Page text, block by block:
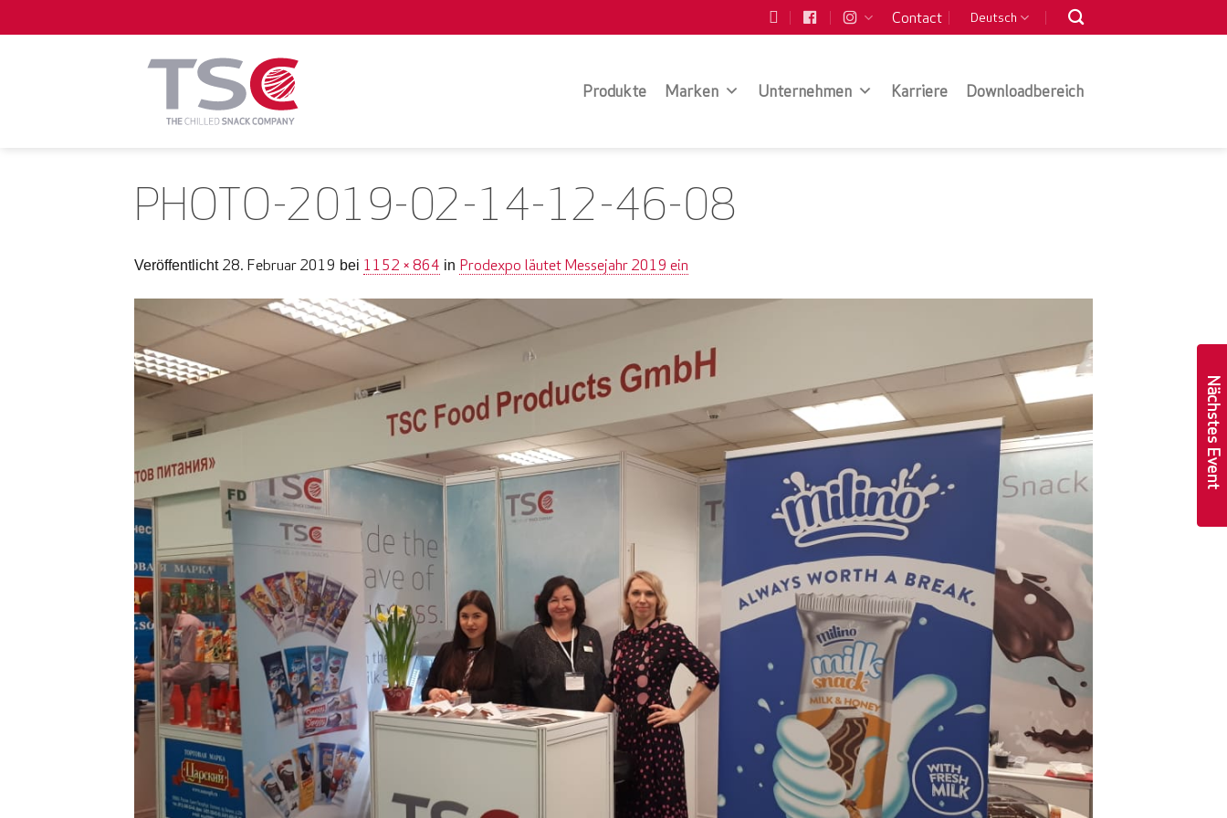
Inhalt
Contact Deutsch
Produkte Marken Unternehmen Karriere Downloadbereich
PHOTO-2019-02-14-12-46-08
Veröffentlicht 28. Februar 2019 bei 1152 × 864 in Prodexpo läutet Messejahr 2019 ein
Nächstes Event